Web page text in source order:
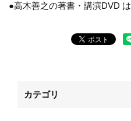
●高木善之の著書・講演DVD は
カテゴリ